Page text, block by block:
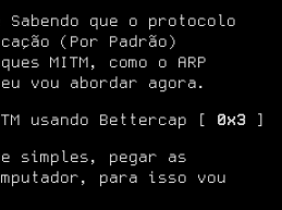
Sabendo que o protocolo
(Por Padrão)
MITM, como o ARP
vou abordar agora.
usando Bettercap [ 0x3 ]
simples, pegar as
para isso vou